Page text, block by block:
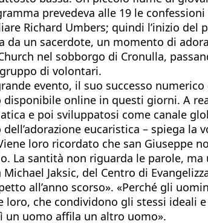
prevedeva alle 19 le
Richard Umbers; quindi l’inizio
da un sacerdote, un momento di
nel sobborgo di Cronulla,
di volontari.
evento, il suo successo
online in questi giorni. A
e poi sviluppatosi come canale
dell’adorazione eucaristica – spiega
loro ricordato che san
La santità non riguarda le parole,
Michael Jaksic, del Centro di
all’anno scorso». «Perché gli
loro, che condividono gli stessi ideali
un uomo affila un altro uomo».